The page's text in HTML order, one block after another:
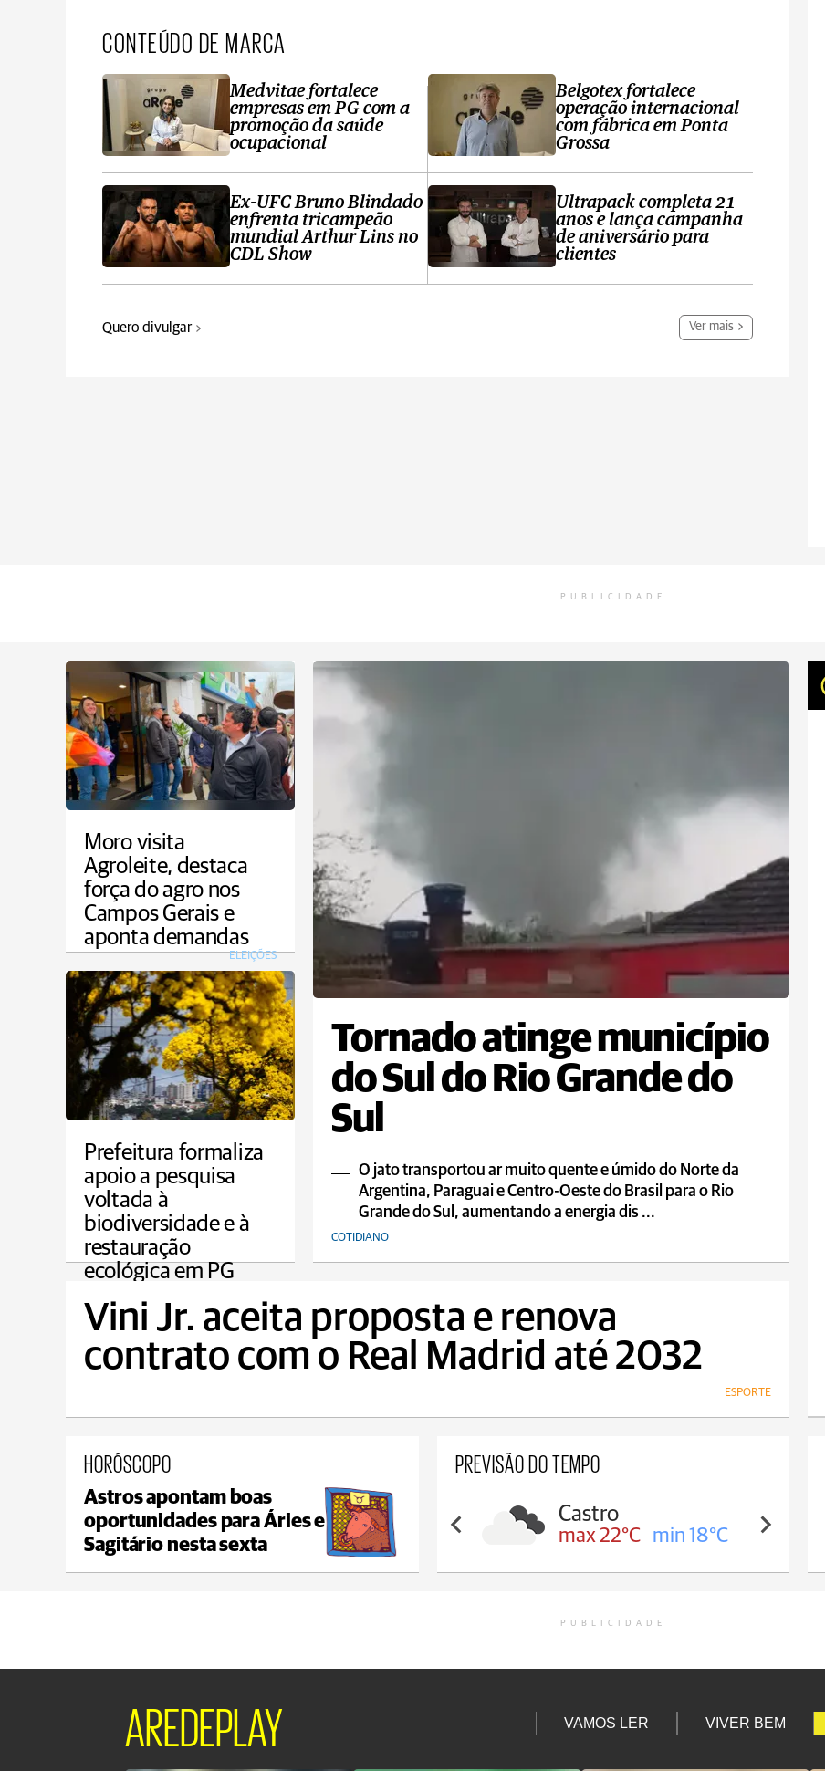
CONTEÚDO DE MARCA
Medvitae fortalece
empresas em PG com a
promoção da saúde
ocupacional
Ex-UFC Bruno Blindado
enfrenta tricampeão
mundial Arthur Lins no
CDL Show
Belgotex fortalece
operação internacional
com fábrica em Ponta
Grossa
Ultrapack completa 21
anos e lança campanha
de aniversário para
clientes
Quero divulgar Ver mais
PUBLICIDADE
Moro visita
Agroleite, destaca
força do agro nos
Campos Gerais e
aponta demandas
ELEIÇÕES
Tornado atinge município
do Sul do Rio Grande do
Sul
O jato transportou ar muito quente e úmido do Norte da
Argentina, Paraguai e Centro-Oeste do Brasil para o Rio
Grande do Sul, aumentando a energia dis ...
COTIDIANO
Prefeitura formaliza
apoio a pesquisa
voltada à
biodiversidade e à
restauração
ecológica em PG
Vini Jr. aceita proposta e renova
contrato com o Real Madrid até 2032
ESPORTE
HORÓSCOPO
Astros apontam boas
oportunidades para Áries e
Sagitário nesta sexta
PREVISÃO DO TEMPO
Castro
max 22°C min 18°C
Carambeí
max 21°C min 18°C
PUBLICIDADE
AREDEPLAY VAMOS LER VIVER BEM